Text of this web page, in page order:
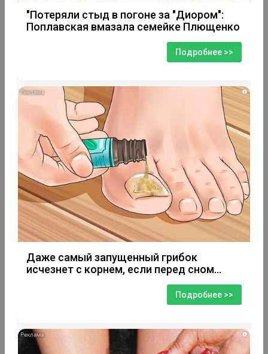
"Потеряли стыд в погоне за "Диором":
Поплавская вмазала семейке Плющенко
Подробнее >>
i
Даже самый запущенный грибок
исчезнет с корнем, если перед сном…
Подробнее >>
i